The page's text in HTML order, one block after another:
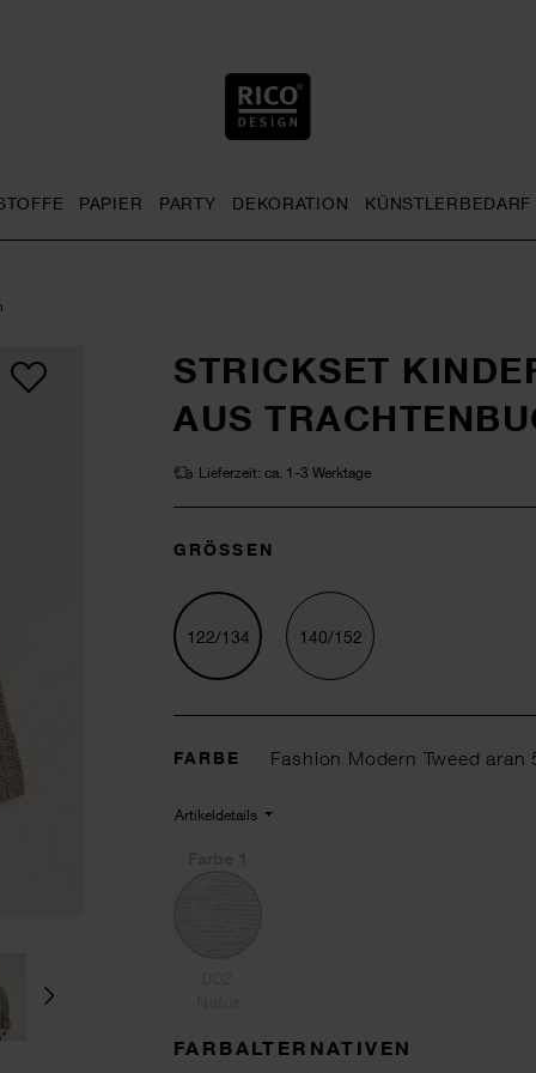
PAPIER PARTY DEKORATION KÜNSTLERBEDARF
STRICKSET
AUS
Lieferzeit: ca. 1-3 Werktage
GRÖSSEN
122/134 140/152
FARBE Fashion Modern Tweed aran
Artikeldetails
FARBALTERNATIVEN